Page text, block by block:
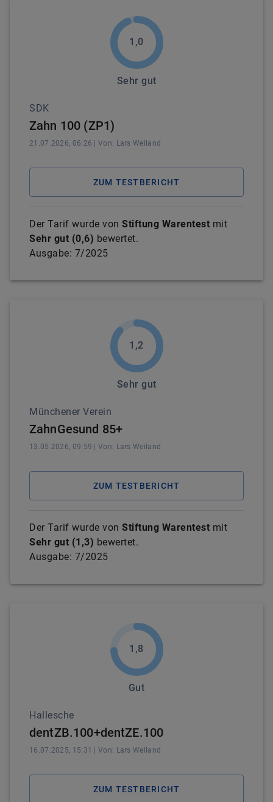
1,0
Sehr gut
SDK
Zahn 100 (ZP1)
21.07.2026, 06:26 | Von: Lars Weiland
ZUM TESTBERICHT
Der Tarif wurde von Stiftung Warentest mit
Sehr gut (0,6) bewertet.
Ausgabe: 7/2025
1,2
Sehr gut
Münchener Verein
ZahnGesund 85+
13.05.2026, 09:59 | Von: Lars Weiland
ZUM TESTBERICHT
Der Tarif wurde von Stiftung Warentest mit
Sehr gut (1,3) bewertet.
Ausgabe: 7/2025
1,8
Gut
Hallesche
dentZB.100+dentZE.100
16.07.2025, 15:31 | Von: Lars Weiland
ZUM TESTBERICHT